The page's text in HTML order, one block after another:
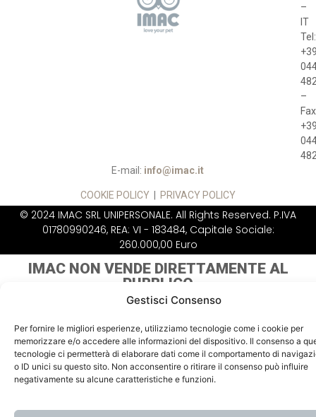
Gestisci Consenso
Per fornire le migliori esperienze, utilizziamo tecnologie come i cookie per
memorizzare e/o accedere alle informazioni del dispositivo. Il consenso a
tecnologie ci permetterà di elaborare dati come il comportamento di
o ID unici su questo sito. Non acconsentire o ritirare il consenso può influire
negativamente su alcune caratteristiche e funzioni.
–
IT
–
E-mail: info@imac.it
COOKIE POLICY PRIVACY POLICY
© 2024 IMAC SRL UNIPERSONALE. All Rights Reserved. P.IVA
01780990246, REA: VI - 183484, Capitale Sociale:
260.000,00 Euro
IMAC NON VENDE DIRETTAMENTE AL
PUBBLICO